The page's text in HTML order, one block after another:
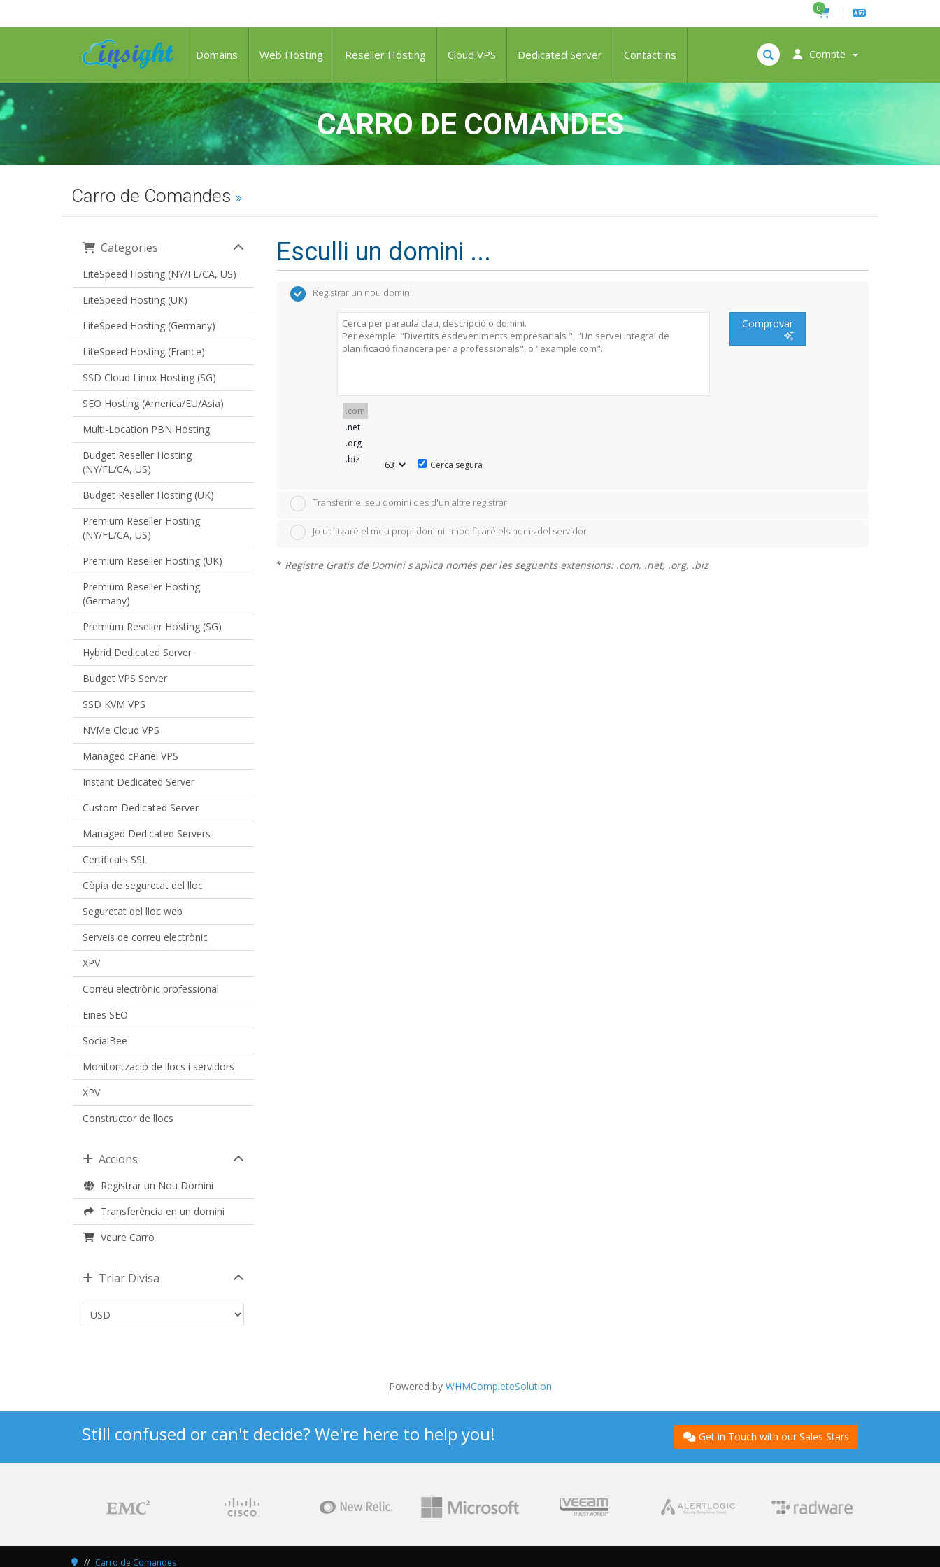
0
Compte
Domains Web Hosting Reseller Hosting Cloud VPS Dedicated Server Contacti'ns
CARRO DE COMANDES
Carro de Comandes
Categories
LiteSpeed Hosting (NY/FL/CA, US)
LiteSpeed Hosting (UK)
LiteSpeed Hosting (Germany)
LiteSpeed Hosting (France)
SSD Cloud Linux Hosting (SG)
SEO Hosting (America/EU/Asia)
Multi-Location PBN Hosting
Budget Reseller Hosting
(NY/FL/CA, US)
Budget Reseller Hosting (UK)
Premium Reseller Hosting
(NY/FL/CA, US)
Premium Reseller Hosting (UK)
Premium Reseller Hosting
(Germany)
Premium Reseller Hosting (SG)
Hybrid Dedicated Server
Budget VPS Server
SSD KVM VPS
NVMe Cloud VPS
Managed cPanel VPS
Instant Dedicated Server
Custom Dedicated Server
Managed Dedicated Servers
Certificats SSL
Còpia de seguretat del lloc
Seguretat del lloc web
Serveis de correu electrònic
XPV
Correu electrònic professional
Eines SEO
SocialBee
Monitorització de llocs i servidors
XPV
Constructor de llocs
Accions
Registrar un Nou Domini
Transferència en un domini
Veure Carro
Triar Divisa
Esculli un domini ...
Registrar un nou domini
Comprovar
Cerca segura
Transferir el seu domini des d'un altre registrar
Jo utilitzaré el meu propi domini i modificaré els noms del servidor
* Registre Gratis de Domini s'aplica només per les següents extensions: .com, .net, .org, .biz
Powered by WHMCompleteSolution
Still confused or can't decide? We're here to help you! Get in Touch with our Sales Stars
Carro de Comandes